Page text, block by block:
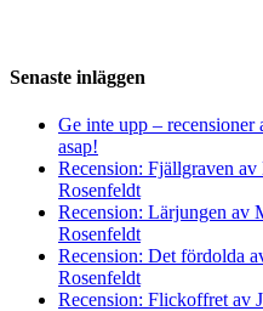
Senaste inläggen
Ge inte upp – recensioner
asap!
Recension: Fjällgraven
Rosenfeldt
Recension: Lärjungen av
Rosenfeldt
Recension: Det fördolda
Rosenfeldt
Recension: Flickoffret av